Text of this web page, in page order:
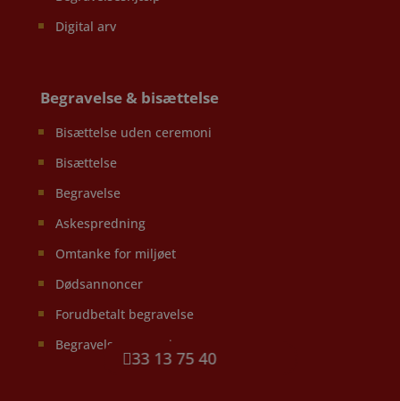
Digital arv
Begravelse & bisættelse
Bisættelse uden ceremoni
Bisættelse
Begravelse
Askespredning
Omtanke for miljøet
Dødsannoncer
Forudbetalt begravelse
Begravelsesopsparing
33 13 75 40